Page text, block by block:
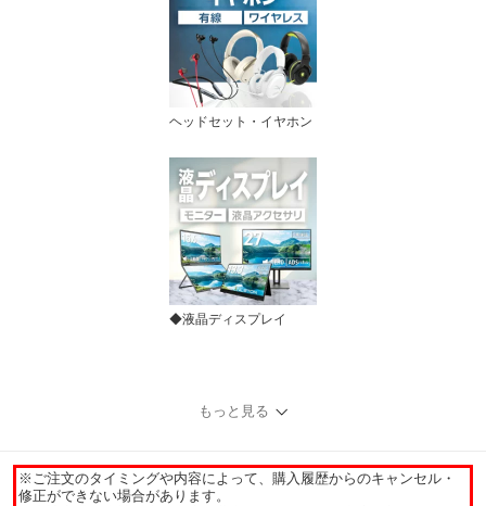
ヘッドセット・イヤホン
◆液晶ディスプレイ
もっと見る
※ご注文のタイミングや内容によって、購入履歴からのキャンセル・
修正ができない場合があります。